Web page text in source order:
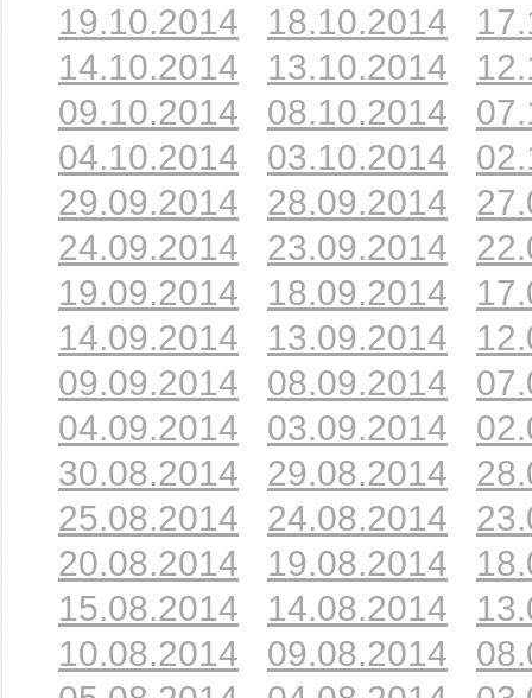
19.10.2014
18.10.2014
14.10.2014
13.10.2014
09.10.2014
08.10.2014
04.10.2014
03.10.2014
29.09.2014
28.09.2014
24.09.2014
23.09.2014
19.09.2014
18.09.2014
14.09.2014
13.09.2014
09.09.2014
08.09.2014
04.09.2014
03.09.2014
30.08.2014
29.08.2014
25.08.2014
24.08.2014
20.08.2014
19.08.2014
15.08.2014
14.08.2014
10.08.2014
09.08.2014